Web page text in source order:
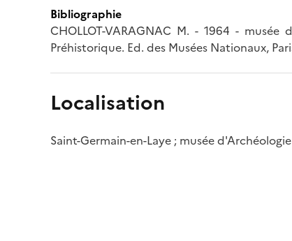
Bibliographie
CHOLLOT-VARAGNAC M. - 1964 -
Préhistorique. Ed. des Musées Nationaux,
Localisation
Saint-Germain-en-Laye ; musée